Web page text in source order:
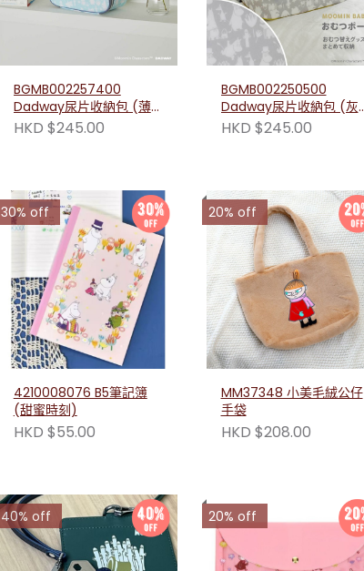
BGMB002257400
Dadway尿片收納包 (薄
荷藍色)
HKD $245.00
BGMB002250500
Dadway尿片收納包 (灰
色)
HKD $245.00
30% off
4210008076 B5筆記簿
(甜蜜時刻)
HKD $55.00
20% off
MM37348 小美毛絨公仔
手袋
HKD $208.00
40% off 20% off